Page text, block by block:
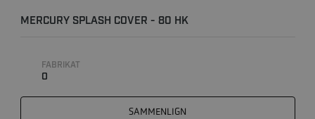
MERCURY SPLASH COVER - 80 HK
FABRIKAT
0
SAMMENLIGN